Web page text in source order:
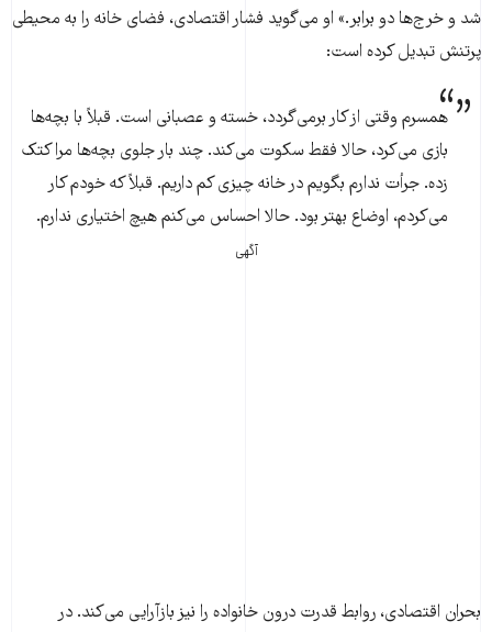
شد و خرج‌ها دو برابر.» او می‌گوید فشار اقتصادی، فضای خانه را به محیطی
پرتنش تبدیل کرده است:
همسرم وقتی از کار برمی‌گردد، خسته و عصبانی است. قبلاً با بچه‌ها
بازی می‌کرد، حالا فقط سکوت می‌کند. چند بار جلوی بچه‌ها مرا کتک
زده. جرأت ندارم بگویم در خانە چیزی کم داریم. قبلاً که خودم کار
می‌کردم، اوضاع بهتر بود. حالا احساس می‌کنم هیچ اختیاری ندارم.
آگهی
بحران اقتصادی، روابط قدرت درون خانواده را نیز بازآرایی می‌کند. در